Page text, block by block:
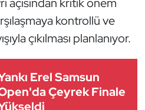
kontrollü ve
çıkılması planlanıyor.
Erel Samsun
Çeyrek Finale